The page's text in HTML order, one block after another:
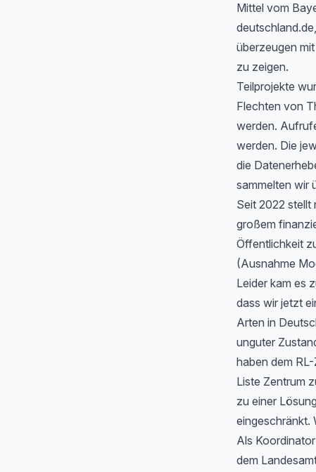
Mittel vom
überzeugen
zu zeigen.
Teilprojekte
Flechten von
werden.
werden. Die
die
sammelten wir
Seit 2022 stellt
großem
Öffentlichkeit
(Ausnahme
Leider kam es
dass wir jetzt
Arten in
unguter
haben dem
Liste Zentrum
zu einer
eingeschränkt.
Als
dem